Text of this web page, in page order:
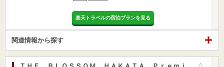
楽天トラベルの宿泊プランを見る
関連情報から探す